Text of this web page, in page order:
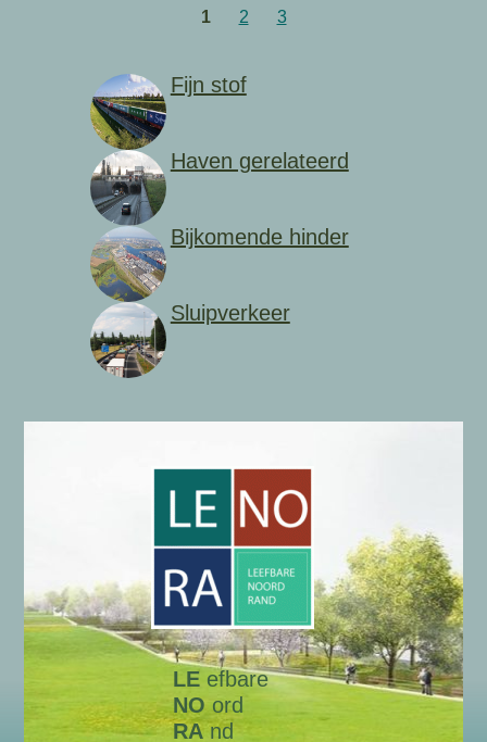
1 2 3
Fijn stof
Haven gerelateerd
Bijkomende hinder
Sluipverkeer
LE efbare
NOord
RAnd